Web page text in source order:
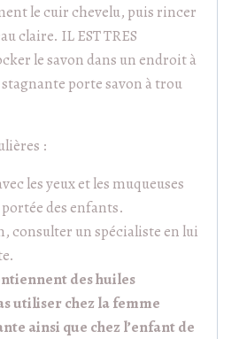
le cuir chevelu, puis rincer
claire. IL EST TRES
le savon dans un endroit à
porte savon à trou
:
les yeux et les muqueuses
portée des enfants.
consulter un spécialiste en lui
des huiles
utiliser chez la femme
ainsi que chez l’enfant de